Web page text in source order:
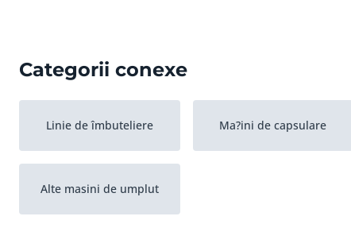
Categorii conexe
Linie de îmbuteliere Ma?ini de capsulare
Alte masini de umplut